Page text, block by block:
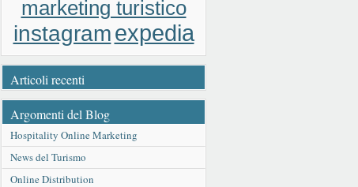
marketing turistico
instagramexpedia
Articoli recenti
Argomenti del Blog
Hospitality Online Marketing
News del Turismo
Online Distribution